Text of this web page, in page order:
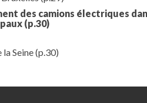
des camions électriques
(p.30)
Seine(p.30)